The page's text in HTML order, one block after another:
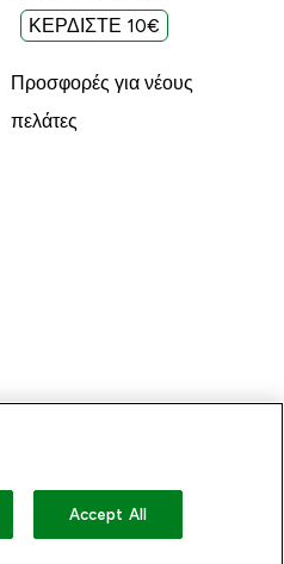
ΚΕΡΔΙΣΤΕ 10€
Προσφορές για νέους
πελάτες
Accept All